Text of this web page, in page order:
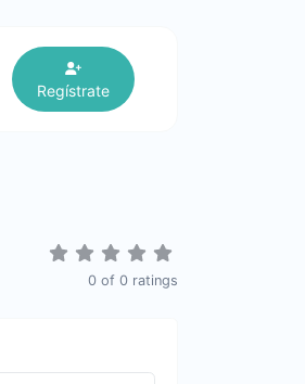
Regístrate
0 of 0 ratings